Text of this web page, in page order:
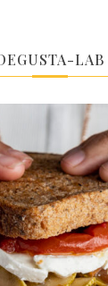
LAB